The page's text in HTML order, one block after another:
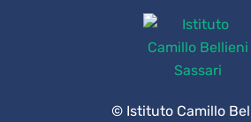
© Istituto Camillo